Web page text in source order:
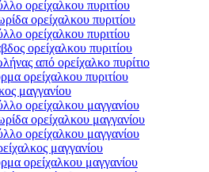
ορείχαλκου πυριτίου
ορείχαλκου πυριτίου
ορείχαλκου πυριτίου
ορείχαλκου πυριτίου
από ορείχαλκο πυρίτιο
ορείχαλκου πυριτίου
μαγγανίου
ορείχαλκου μαγγανίου
ορείχαλκου μαγγανίου
ορείχαλκου μαγγανίου
μαγγανίου
ορείχαλκου μαγγανίου